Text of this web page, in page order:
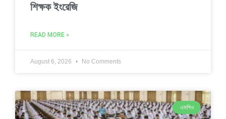
শিক্ষক ইংরেজি
READ MORE »
August 6, 2026 No Comments
এমপিও